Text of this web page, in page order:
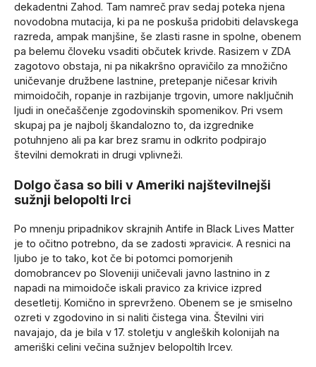
dekadentni Zahod. Tam namreč prav sedaj poteka njena
novodobna mutacija, ki pa ne poskuša pridobiti delavskega
razreda, ampak manjšine, še zlasti rasne in spolne, obenem
pa belemu človeku vsaditi občutek krivde. Rasizem v ZDA
zagotovo obstaja, ni pa nikakršno opravičilo za množično
uničevanje družbene lastnine, pretepanje ničesar krivih
mimoidočih, ropanje in razbijanje trgovin, umore naključnih
ljudi in onečaščenje zgodovinskih spomenikov. Pri vsem
skupaj pa je najbolj škandalozno to, da izgrednike
potuhnjeno ali pa kar brez sramu in odkrito podpirajo
številni demokrati in drugi vplivneži.
Dolgo časa so bili v Ameriki najštevilnejši
sužnji belopolti Irci
Po mnenju pripadnikov skrajnih Antife in Black Lives Matter
je to očitno potrebno, da se zadosti »pravici«. A resnici na
ljubo je to tako, kot če bi potomci pomorjenih
domobrancev po Sloveniji uničevali javno lastnino in z
napadi na mimoidoče iskali pravico za krivice izpred
desetletij. Komično in sprevrženo. Obenem se je smiselno
ozreti v zgodovino in si naliti čistega vina. Številni viri
navajajo, da je bila v 17. stoletju v angleških kolonijah na
ameriški celini večina sužnjev belopoltih Ircev.